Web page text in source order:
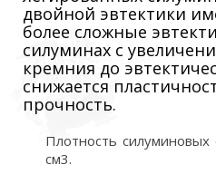
двойной эвтектики
более сложные
силуминах с
кремния до
снижается
прочность.
Плотность
см3.